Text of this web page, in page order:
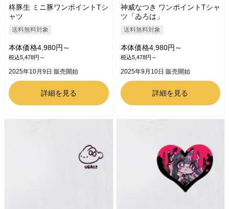
柊豚生 ミニ豚ワンポイントTシ
ャツ
送料無料対象
本体価格4,980円～
税込5,478円～
2025年10月9日 販売開始
詳細を見る
神威なつき ワンポイントTシャ
ツ「ゐろは」
送料無料対象
本体価格4,980円～
税込5,478円～
2025年9月10日 販売開始
詳細を見る